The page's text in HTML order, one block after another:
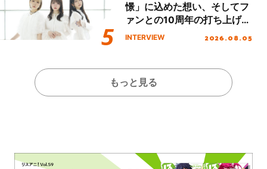
憬」に込めた想い、そしてフ
ァンとの10周年の打ち上げラ
イブを終えた心境を聞いた。
INTERVIEW 2026.08.05
もっと見る